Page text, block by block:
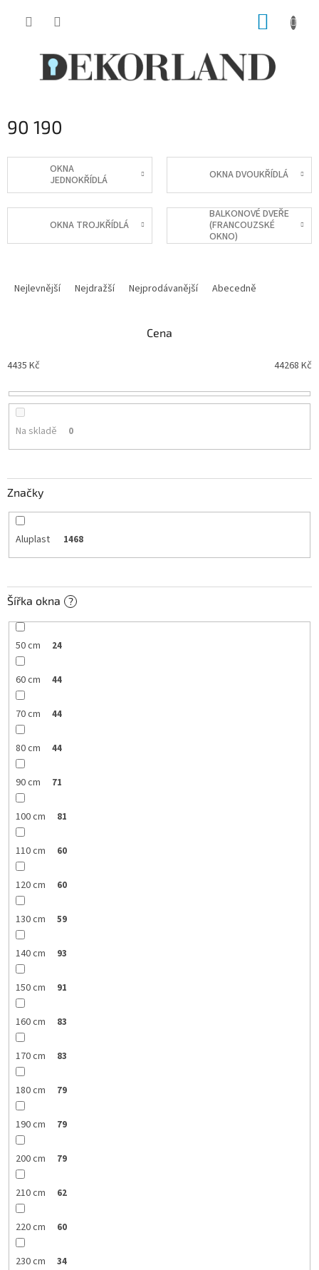
90 190
OKNA
JEDNOKŘÍDLÁ
OKNA DVOUKŘÍDLÁ
OKNA TROJKŘÍDLÁ
BALKONOVÉ DVEŘE
(FRANCOUZSKÉ
OKNO)
p
o
ů
Nejlevnější Nejdražší Nejprodávanější Abecedně
Cena
4435 Kč 44268 Kč
Na skladě 0
Značky
Aluplast 1468
Šířka okna ?
50 cm 24
60 cm 44
70 cm 44
80 cm 44
90 cm 71
100 cm 81
110 cm 60
120 cm 60
130 cm 59
140 cm 93
150 cm 91
160 cm 83
170 cm 83
180 cm 79
190 cm 79
200 cm 79
210 cm 62
220 cm 60
230 cm 34